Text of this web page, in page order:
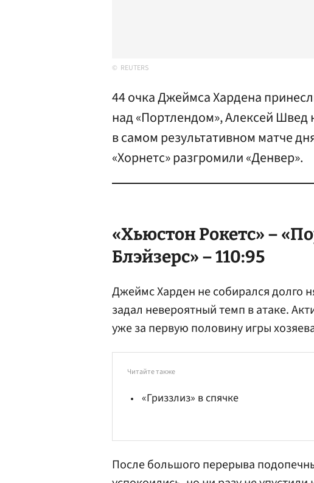
REUTERS
44 очка Джеймса Хардена
над «Портлендом», Алексей Швед
в самом результативном матче
«Хорнетс» разгромили «Денвер».
«Хьюстон Рокетс» –
Блэйзерс» – 110:95
Джеймс Харден не собирался долго
задал невероятный темп в атаке.
уже за первую половину игры
Читайте также
«Гриззлиз» в спячке
После большого перерыва